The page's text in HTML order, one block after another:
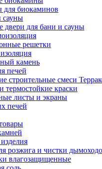
для биокаминов
сауны
двери для бани и сауны
решетки
камень
печей
строительные смеси
термостойкие краски
листы и экраны
печей
розжига и чистки
влагозащищенные